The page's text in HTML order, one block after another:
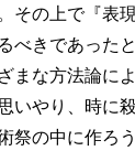
その上で『表
べきであった
まな方法論に
いやり、時に
祭の中に作ろ